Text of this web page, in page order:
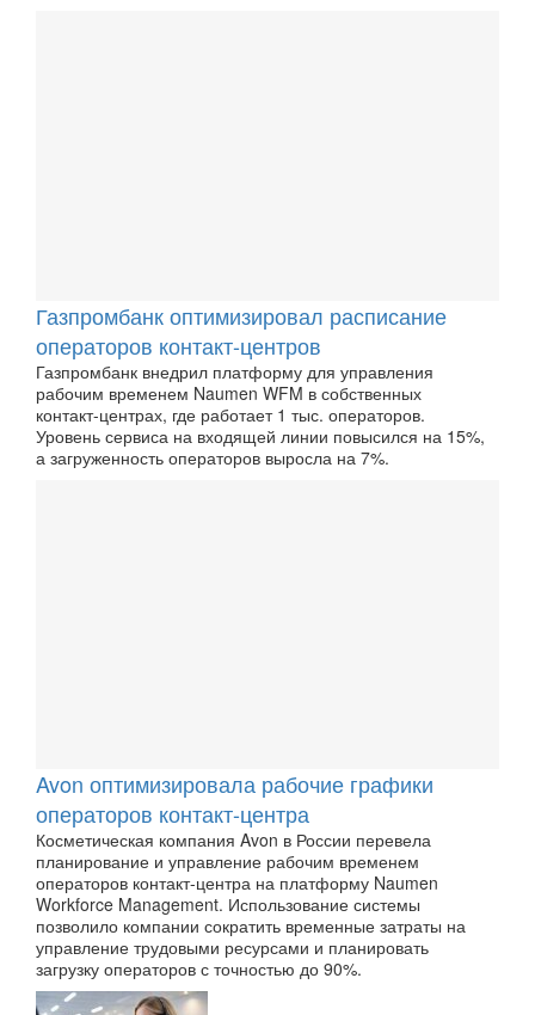
Газпромбанк оптимизировал расписание
операторов контакт-центров
Газпромбанк внедрил платформу для управления
рабочим временем Naumen WFM в собственных
контакт-центрах, где работает 1 тыс. операторов.
Уровень сервиса на входящей линии повысился на 15%,
а загруженность операторов выросла на 7%.
Avon оптимизировала рабочие графики
операторов контакт-центра
Косметическая компания Avon в России перевела
планирование и управление рабочим временем
операторов контакт-центра на платформу Naumen
Workforce Management. Использование системы
позволило компании сократить временные затраты на
управление трудовыми ресурсами и планировать
загрузку операторов с точностью до 90%.